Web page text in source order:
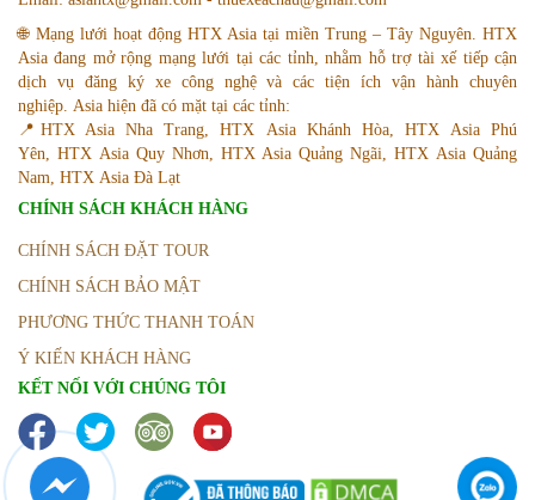
🌐 Mạng lưới hoạt động HTX Asia tại miền Trung – Tây Nguyên. HTX
Asia đang mở rộng mạng lưới tại các tỉnh, nhằm hỗ trợ tài xế tiếp cận
dịch vụ đăng ký xe công nghệ và các tiện ích vận hành chuyên
nghiệp. Asia hiện đã có mặt tại các tỉnh:
📍HTX Asia Nha Trang, HTX Asia Khánh Hòa, HTX Asia Phú
Yên, HTX Asia Quy Nhơn, HTX Asia Quảng Ngãi, HTX Asia Quảng
Nam, HTX Asia Đà Lạt
CHÍNH SÁCH KHÁCH HÀNG
CHÍNH SÁCH ĐẶT TOUR
CHÍNH SÁCH BẢO MẬT
PHƯƠNG THỨC THANH TOÁN
Ý KIẾN KHÁCH HÀNG
KẾT NỐI VỚI CHÚNG TÔI